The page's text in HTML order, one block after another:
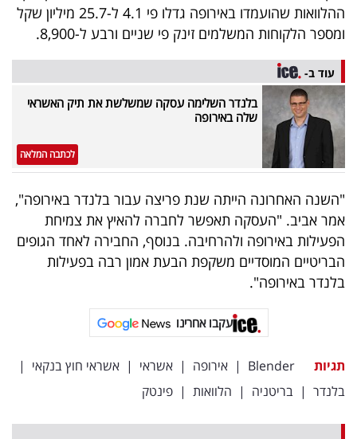
אדום
פרסמו
באייס
עקבו
אחרינו:
ההלוואות שהועמדו באירופה גדלו פי 4.1 ל-25.7 מיליון שקל
ומספר הלקוחות המשלמים זינק פי שניים ורבע ל-8,900.
עוד ב-
בלנדר השלימה עסקה שמשלשת את תיק האשראי
שלה באירופה
לכתבה המלאה
"השנה האחרונה הייתה שנת פריצה עבור בלנדר באירופה",
אמר אביב. "העסקה תאפשר לחברה להאיץ את צמיחת
הפעילות באירופה ולהרחיבה. בנוסף, החבירה לאחד הגופים
הבריטיים המוסדיים משקפת הבעת אמון רבה בפעילות
בלנדר באירופה".
עקבו אחרינו
תגיות Blender
| אירופה | אשראי | אשראי חוץ בנקאי |
בלנדר | בריטניה | הלוואות | פינטק